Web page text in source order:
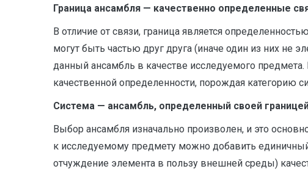
Граница ансамбля — качественно определенные
В отличие от связи, граница является
могут быть частью друг друга (иначе один из них не
данный ансамбль в качестве исследуемого
качественной определенности, порождая категорию
Система — ансамбль, определенный своей
Выбор ансамбля изначально произволен, и это
к исследуемому предмету можно добавить
отчуждение элемента в пользу внешней среды)